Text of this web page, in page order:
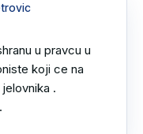
u pravcu u
koji ce na
.